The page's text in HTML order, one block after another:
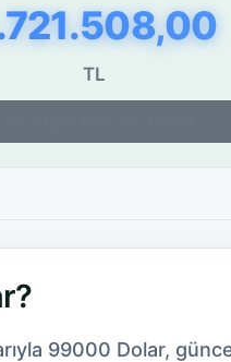
TL
99000 Dolar,